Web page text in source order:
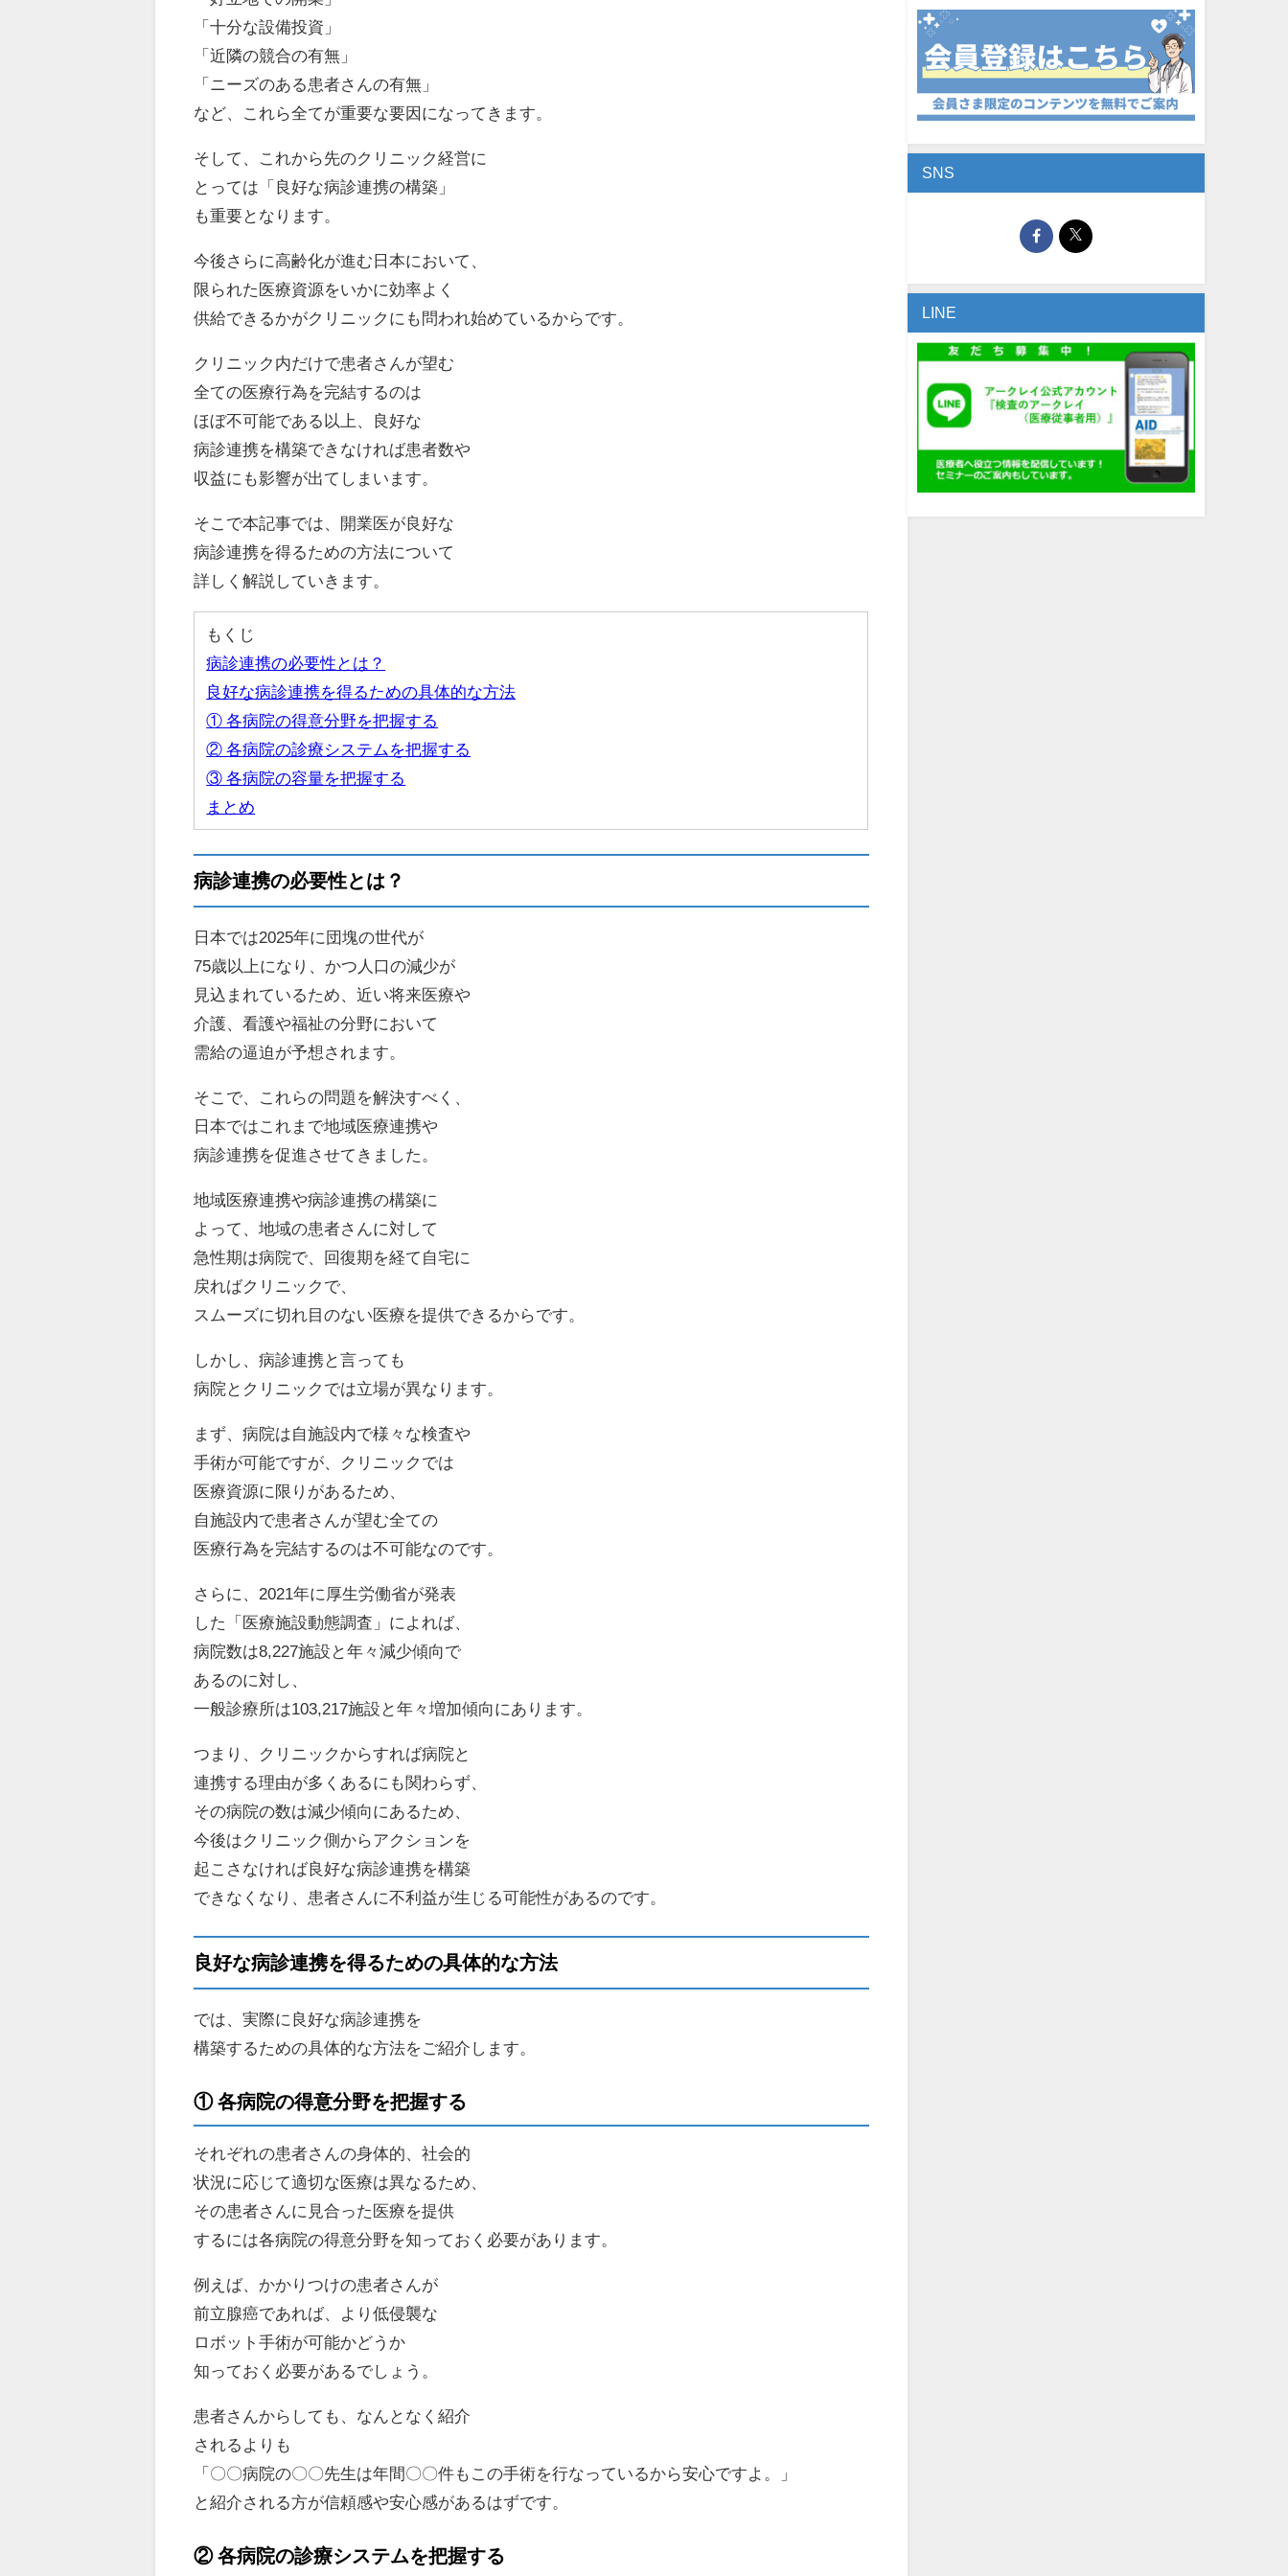
「十分な設備投資」
「近隣の競合の有無」
「ニーズのある患者さんの有無」
など、これら全てが重要な要因になってきます。
そして、これから先のクリニック経営に
とっては「良好な病診連携の構築」
も重要となります。
今後さらに高齢化が進む日本において、
限られた医療資源をいかに効率よく
供給できるかがクリニックにも問われ始めているからです。
クリニック内だけで患者さんが望む
全ての医療行為を完結するのは
ほぼ不可能である以上、良好な
病診連携を構築できなければ患者数や
収益にも影響が出てしまいます。
そこで本記事では、開業医が良好な
病診連携を得るための方法について
詳しく解説していきます。
もくじ
病診連携の必要性とは？
良好な病診連携を得るための具体的な方法
① 各病院の得意分野を把握する
② 各病院の診療システムを把握する
③ 各病院の容量を把握する
まとめ
病診連携の必要性とは？
日本では2025年に団塊の世代が
75歳以上になり、かつ人口の減少が
見込まれているため、近い将来医療や
介護、看護や福祉の分野において
需給の逼迫が予想されます。
そこで、これらの問題を解決すべく、
日本ではこれまで地域医療連携や
病診連携を促進させてきました。
地域医療連携や病診連携の構築に
よって、地域の患者さんに対して
急性期は病院で、回復期を経て自宅に
戻ればクリニックで、
スムーズに切れ目のない医療を提供できるからです。
しかし、病診連携と言っても
病院とクリニックでは立場が異なります。
まず、病院は自施設内で様々な検査や
手術が可能ですが、クリニックでは
医療資源に限りがあるため、
自施設内で患者さんが望む全ての
医療行為を完結するのは不可能なのです。
さらに、2021年に厚生労働省が発表
した「医療施設動態調査」によれば、
病院数は8,227施設と年々減少傾向で
あるのに対し、
一般診療所は103,217施設と年々増加傾向にあります。
つまり、クリニックからすれば病院と
連携する理由が多くあるにも関わらず、
その病院の数は減少傾向にあるため、
今後はクリニック側からアクションを
起こさなければ良好な病診連携を構築
できなくなり、患者さんに不利益が生じる可能性があるのです。
良好な病診連携を得るための具体的な方法
では、実際に良好な病診連携を
構築するための具体的な方法をご紹介します。
① 各病院の得意分野を把握する
それぞれの患者さんの身体的、社会的
状況に応じて適切な医療は異なるため、
その患者さんに見合った医療を提供
するには各病院の得意分野を知っておく必要があります。
例えば、かかりつけの患者さんが
前立腺癌であれば、より低侵襲な
ロボット手術が可能かどうか
知っておく必要があるでしょう。
患者さんからしても、なんとなく紹介
されるよりも
「〇〇病院の〇〇先生は年間〇〇件もこの手術を行なっているから安心ですよ。」
と紹介される方が信頼感や安心感があるはずです。
② 各病院の診療システムを把握する
SNS
LINE